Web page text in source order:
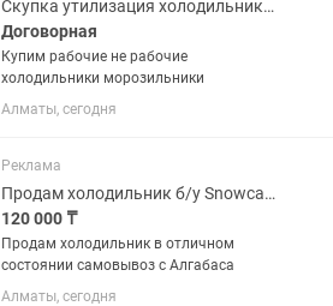
Скупка утилизация холодильников
Договорная
Купим рабочие не рабочие
холодильники морозильники
Алматы, сегодня
Реклама
Продам холодильник б/у Snowcap sbs nf 570w
120 000 ₸
Продам холодильник в отличном
состоянии самовывоз с Алгабаса
Алматы, сегодня